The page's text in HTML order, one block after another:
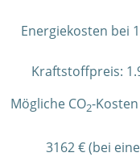
Energiekosten bei
Kraftstoffpreis:
Mögliche CO2-
3162 € (bei